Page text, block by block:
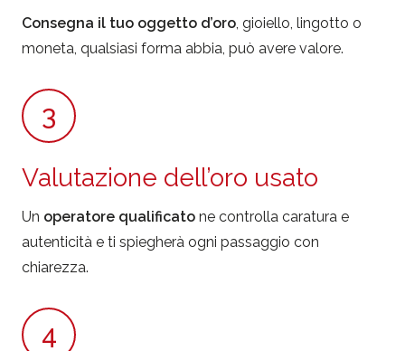
Consegna il tuo oggetto d’oro, gioiello, lingotto o
moneta, qualsiasi forma abbia, può avere valore.
3
Valutazione dell’oro usato
Un operatore qualificato ne controlla caratura e
autenticità e ti spiegherà ogni passaggio con
chiarezza.
4